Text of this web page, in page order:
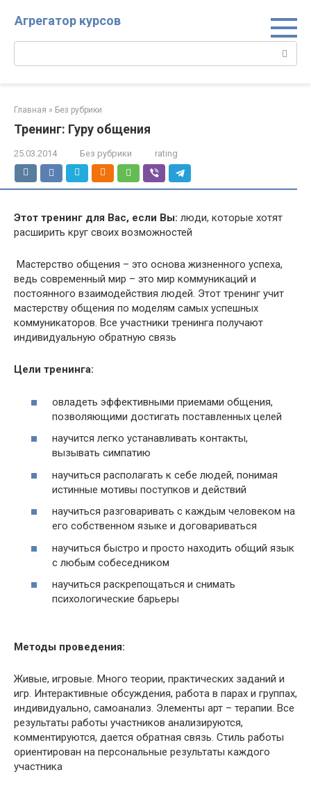
Агрегатор курсов
Главная » Без рубрики
Тренинг: Гуру общения
25.03.2014 Без рубрики rating
Этот тренинг для Вас, если Вы: люди, которые хотят
расширить круг своих возможностей
Мастерство общения – это основа жизненного успеха,
ведь современный мир – это мир коммуникаций и
постоянного взаимодействия людей. Этот тренинг учит
мастерству общения по моделям самых успешных
коммуникаторов. Все участники тренинга получают
индивидуальную обратную связь
Цели тренинга:
овладеть эффективными приемами общения,
позволяющими достигать поставленных целей
научится легко устанавливать контакты,
вызывать симпатию
научиться располагать к себе людей, понимая
истинные мотивы поступков и действий
научиться разговаривать с каждым человеком на
его собственном языке и договариваться
научиться быстро и просто находить общий язык
с любым собеседником
научиться раскрепощаться и снимать
психологические барьеры
Методы проведения:
Живые, игровые. Много теории, практических заданий и
игр. Интерактивные обсуждения, работа в парах и группах,
индивидуально, самоанализ. Элементы арт – терапии. Все
результаты работы участников анализируются,
комментируются, дается обратная связь. Стиль работы
ориентирован на персональные результаты каждого
участника